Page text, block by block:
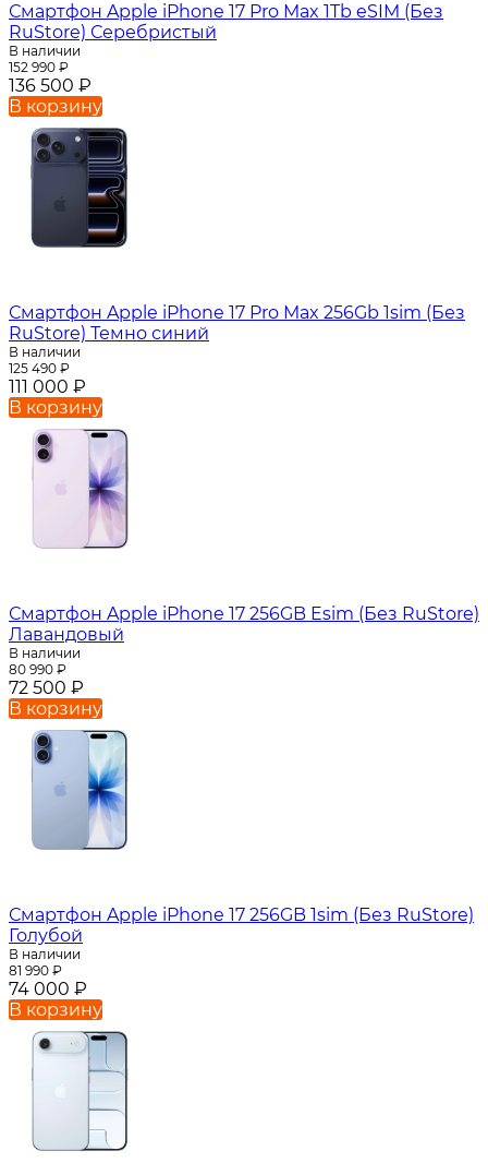
Смартфон Apple iPhone 17 Pro Max 1Tb eSIM (Без
RuStore) Серебристый
В наличии
152 990 ₽
136 500 ₽
В корзину
Смартфон Apple iPhone 17 Pro Max 256Gb 1sim (Без
RuStore) Темно синий
В наличии
125 490 ₽
111 000 ₽
В корзину
Смартфон Apple iPhone 17 256GB Esim (Без RuStore)
Лавандовый
В наличии
80 990 ₽
72 500 ₽
В корзину
Смартфон Apple iPhone 17 256GB 1sim (Без RuStore)
Голубой
В наличии
81 990 ₽
74 000 ₽
В корзину